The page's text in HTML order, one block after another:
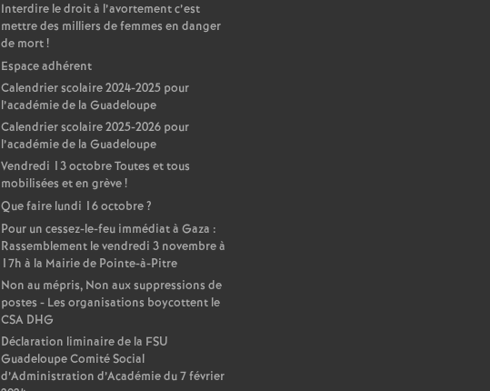
Interdire le droit à l’avortement c’est
mettre des milliers de femmes en danger
de mort!
Espace adhérent
Calendrier scolaire 2024-2025 pour
l’académie de la Guadeloupe
Calendrier scolaire 2025-2026 pour
l’académie de la Guadeloupe
Vendredi 13 octobre Toutes et tous
mobilisées et en grève!
Que faire lundi 16 octobre?
Pour un cessez-le-feu immédiat à Gaza :
Rassemblement le vendredi 3 novembre à
17h à la Mairie de Pointe-à-Pitre
Non au mépris, Non aux suppressions de
postes - Les organisations boycottent le
CSA DHG
Déclaration liminaire de la FSU
Guadeloupe Comité Social
d’Administration d’Académie du 7 février